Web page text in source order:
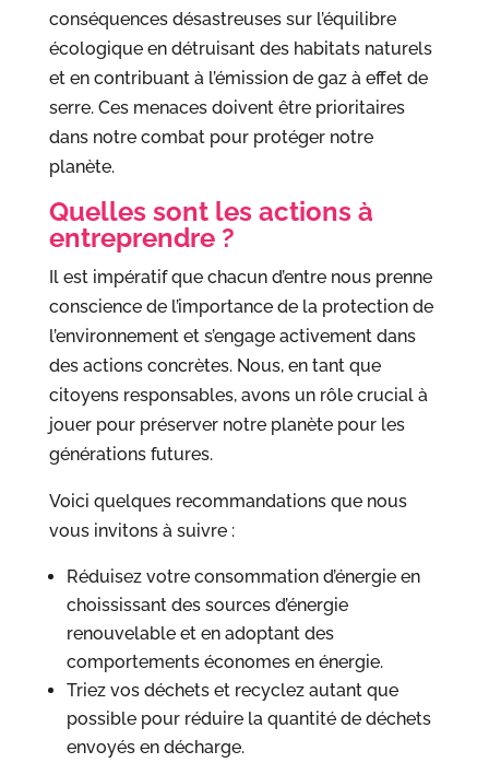
conséquences désastreuses sur l’équilibre
écologique en détruisant des habitats naturels
et en contribuant à l’émission de gaz à effet de
serre. Ces menaces doivent être prioritaires
dans notre combat pour protéger notre
planète.
Quelles sont les actions à
entreprendre ?
Il est impératif que chacun d’entre nous prenne
conscience de l’importance de la protection de
l’environnement et s’engage activement dans
des actions concrètes. Nous, en tant que
citoyens responsables, avons un rôle crucial à
jouer pour préserver notre planète pour les
générations futures.
Voici quelques recommandations que nous
vous invitons à suivre :
Réduisez votre consommation d’énergie en
choississant des sources d’énergie
renouvelable et en adoptant des
comportements économes en énergie.
Triez vos déchets et recyclez autant que
possible pour réduire la quantité de déchets
envoyés en décharge.